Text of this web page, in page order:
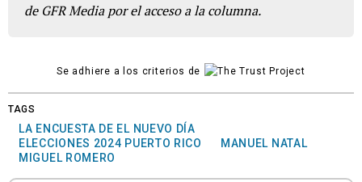
de GFR Media por el acceso a la columna.
Se adhiere a los criterios de
TAGS
LA ENCUESTA DE EL NUEVO DÍA
ELECCIONES 2024 PUERTO RICO
MANUEL NATAL
MIGUEL ROMERO